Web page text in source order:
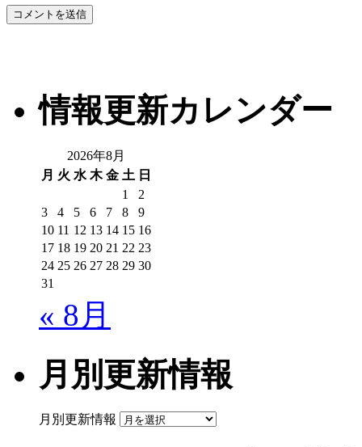
情報更新カレンダー
2026年8月
月 火 水 木 金 土 日
1
2
3
4 5 6 7 8
9
10 11 12 13 14 15 16
17 18 19 20 21 22 23
24 25 26 27 28 29 30
31
« 8月
月別更新情報
月別更新情報